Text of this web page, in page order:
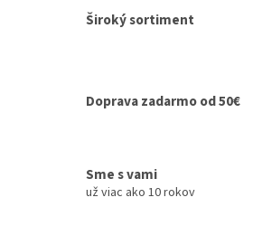
Široký sortiment
Doprava zadarmo od 50€
Sme s vami
už viac ako 10 rokov